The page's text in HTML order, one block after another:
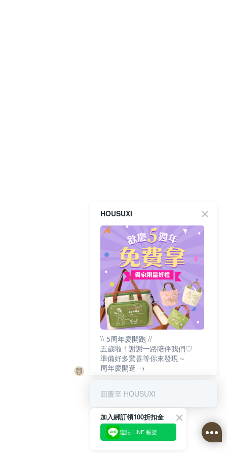
HOUSUXI
\\ 5周年慶開跑 //
五歲啦！謝謝一路陪伴我們♡
準備好多驚喜等你來發現～
周年慶開逛 →
回覆至 HOUSUXI
加入綁訂領100折扣金
連結 LINE 帳號